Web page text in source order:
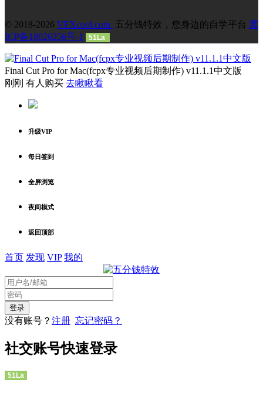
© 2018-2026 VFXcool.com 五分钱特效，您身边的自学平台 冀
ICP备18026256号-1
51La
Final Cut Pro for Mac(fcpx专业视频后期制作) v11.1.1中文版
刚刚 有人购买 去瞅瞅看
升级VIP
每日签到
全屏浏览
夜间模式
返回顶部
首页 发现 VIP 我的
没有账号？ 注册 忘记密码？
社交账号快速登录
51La